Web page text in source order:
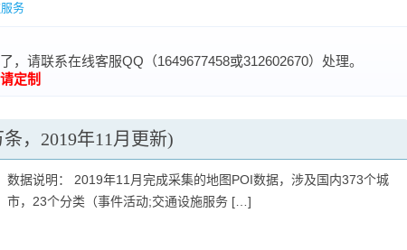
务
，请联系在线客服QQ（1649677458或312602670）处理。
定制
，2019年11月更新)
数据说明： 2019年11月完成采集的地图POI数据，涉及国内373个城
市，23个分类（事件活动;交通设施服务 […]